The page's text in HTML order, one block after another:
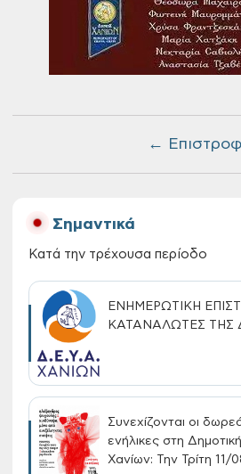
←
Σημαντικά
Κατά την τρέχουσα περίοδο
ΕΝΗΜΕΡΩΤΙΚΗ
ΚΑΤΑΝΑΛΩΤΕΣ ΤΗΣ
Συνεχίζονται οι
ενήλικες στη
Χανίων: Την Τρίτη 11/